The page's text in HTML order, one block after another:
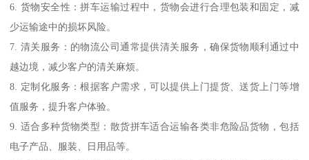
6. 货物安全性：拼车运输过程中，货物会进行合理包装和固定，减
少运输途中的损坏风险。
7. 清关服务：的物流公司通常提供清关服务，确保货物顺利通过中
越边境，减少客户的清关麻烦。
8. 定制化服务：根据客户需求，可以提供上门提货、送货上门等增
值服务，提升客户体验。
9. 适合多种货物类型：散货拼车适合运输各类非危险品货物，包括
电子产品、服装、日用品等。